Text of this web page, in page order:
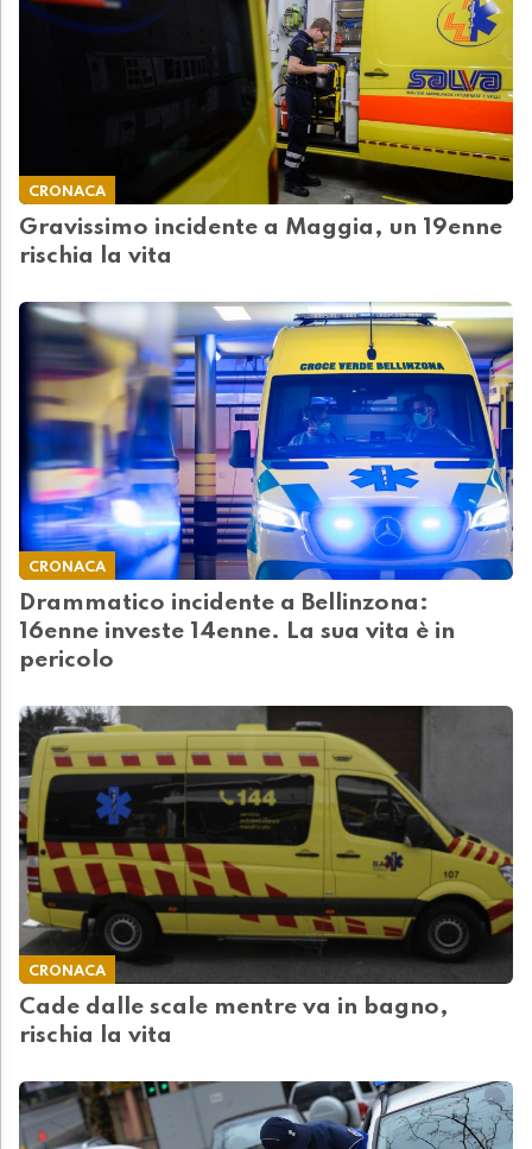
CRONACA
Gravissimo incidente a Maggia, un 19enne
rischia la vita
CRONACA
Drammatico incidente a Bellinzona:
16enne investe 14enne. La sua vita è in
pericolo
CRONACA
Cade dalle scale mentre va in bagno,
rischia la vita